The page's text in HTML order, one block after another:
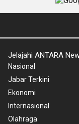
Jelajahi ANTARA
Nasional
Jabar Terkini
Ekonomi
Internasional
Olahraga